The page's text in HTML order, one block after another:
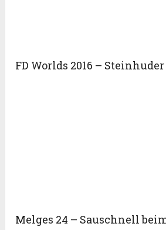
FD Worlds 2016 –
Melges 24 – Sauschnell